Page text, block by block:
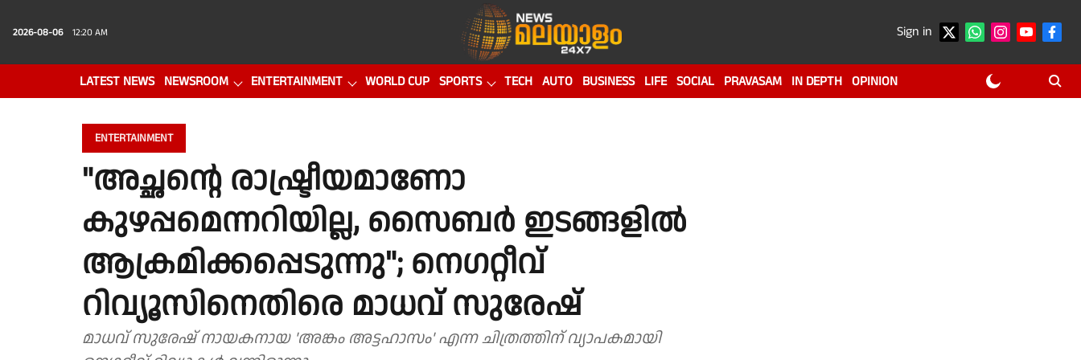
2026-08-06 12:20 AM Sign in
LATEST NEWS NEWSROOM ENTERTAINMENT WORLD CUP SPORTS TECH AUTO BUSINESS LIFE SOCIAL PRAVASAM IN DEPTH OPINION
ENTERTAINMENT
"അച്ഛന്റെ രാഷ്ട്രീയമാണോ
കുഴപ്പമെന്നറിയില്ല, സൈബർ ഇടങ്ങളിൽ
ആക്രമിക്കപ്പെടുന്നു"; നെഗറ്റീവ്
റിവ്യൂസിനെതിരെ മാധവ് സുരേഷ്
മാധവ് സുരേഷ് നായകനായ 'അങ്കം അട്ടഹാസം' എന്ന ചിത്രത്തിന് വ്യാപകമായി